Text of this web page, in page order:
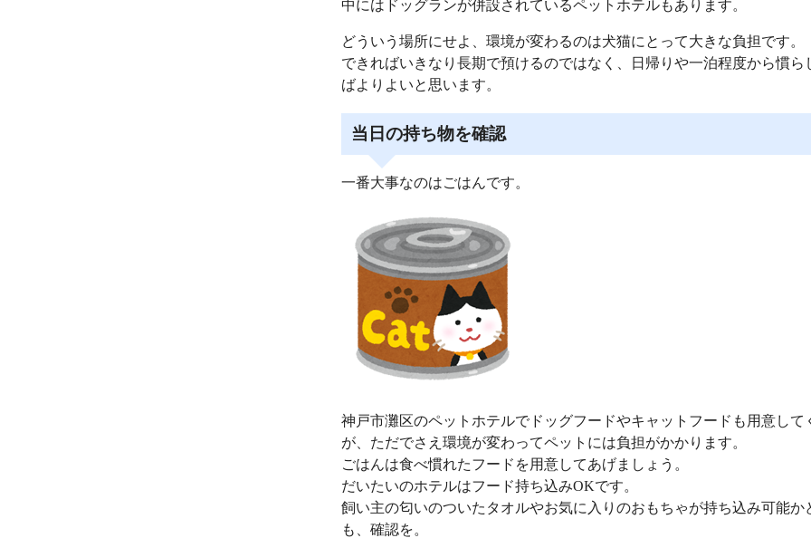
中にはドッグランが併設されているペットホテルもあります。
どういう場所にせよ、環境が変わるのは犬猫にとって大きな負担です。
できればいきなり長期で預けるのではなく、日帰りや一泊程度から慣ら
ばよりよいと思います。
当日の持ち物を確認
一番大事なのはごはんです。
神戸市灘区のペットホテルでドッグフードやキャットフードも用意して
が、ただでさえ環境が変わってペットには負担がかかります。
ごはんは食べ慣れたフードを用意してあげましょう。
だいたいのホテルはフード持ち込みOKです。
飼い主の匂いのついたタオルやお気に入りのおもちゃが持ち込み可能か
も、確認を。